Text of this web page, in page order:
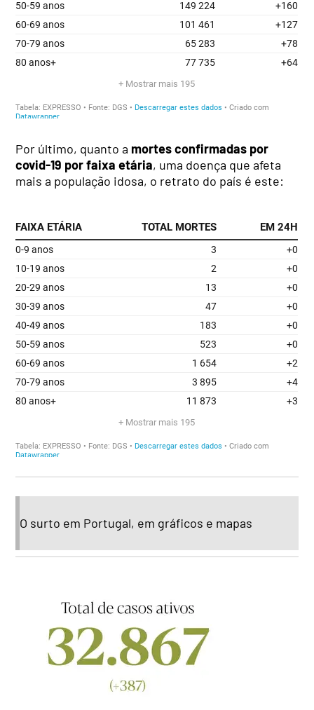
Por último, quanto a mortes confirmadas por
covid-19 por faixa etária, uma doença que afeta
mais a população idosa, o retrato do país é este:
O surto em Portugal, em gráficos e mapas